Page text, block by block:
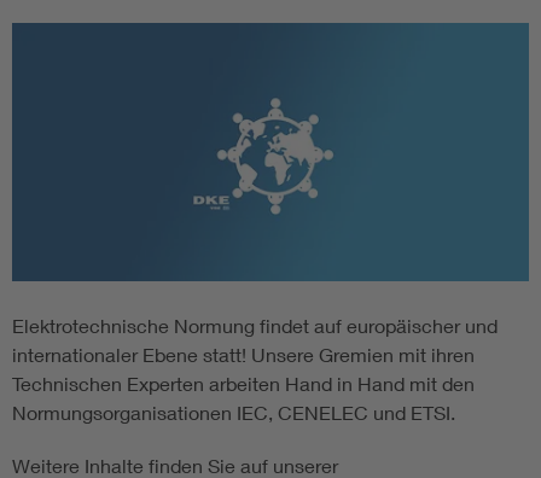
Elektrotechnische Normung findet auf europäischer und
internationaler Ebene statt! Unsere Gremien mit ihren
Technischen Experten arbeiten Hand in Hand mit den
Normungsorganisationen IEC, CENELEC und ETSI.
Weitere Inhalte finden Sie auf unserer